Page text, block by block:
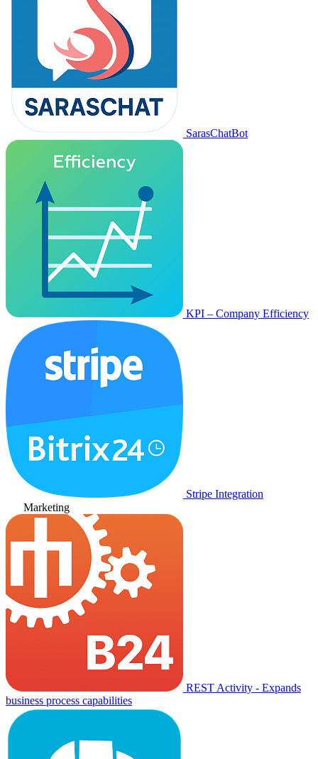
SarasChatBot
KPI – Company Efficiency
Stripe Integration
Marketing
REST Activity - Expands
business process capabilities